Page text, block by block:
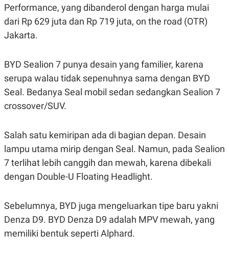
Performance, yang dibanderol dengan harga mulai
dari Rp 629 juta dan Rp 719 juta, on the road (OTR)
Jakarta.
BYD Sealion 7 punya desain yang familier, karena
serupa walau tidak sepenuhnya sama dengan BYD
Seal. Bedanya Seal mobil sedan sedangkan Sealion 7
crossover/SUV.
Salah satu kemiripan ada di bagian depan. Desain
lampu utama mirip dengan Seal. Namun, pada Sealion
7 terlihat lebih canggih dan mewah, karena dibekali
dengan Double-U Floating Headlight.
Sebelumnya, BYD juga mengeluarkan tipe baru yakni
Denza D9. BYD Denza D9 adalah MPV mewah, yang
memiliki bentuk seperti Alphard.